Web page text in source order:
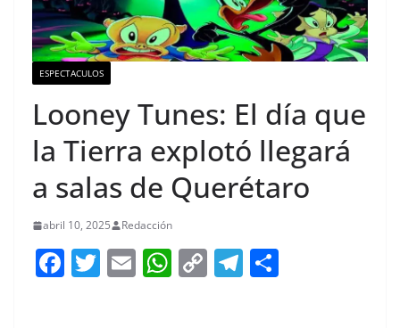
ESPECTACULOS
Looney Tunes: El día que
la Tierra explotó llegará
a salas de Querétaro
abril 10, 2025 Redacción
F T E W C T